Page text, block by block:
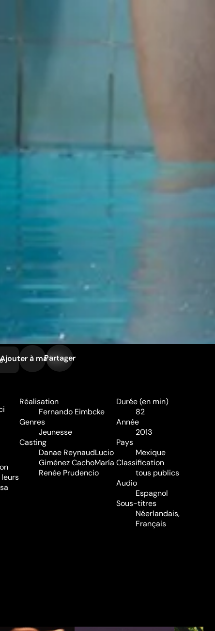
Ajouter à ma liste
Partager
Réalisation
Fernando Eimbcke
Genres
Jeunesse
Casting
Danae ReynaudLucio
Giménez CachoMaría
Renée Prudencio
Durée (en min)
82
Année
2013
Pays
Mexique
Classification
tous publics
Audio
Espagnol
Sous-titres
Néerlandais,
Français